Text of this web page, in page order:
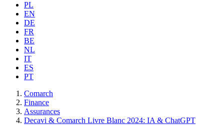
PL
EN
DE
FR
BE
NL
IT
ES
PT
Comarch
Finance
Assurances
Decavi & Comarch Livre Blanc 2024: IA & ChatGPT